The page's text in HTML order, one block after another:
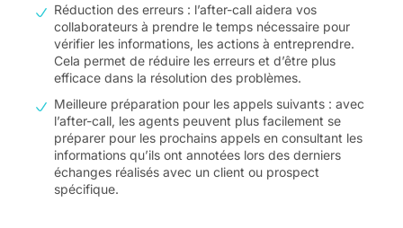
Réduction des erreurs : l’after-call aidera vos
collaborateurs à prendre le temps nécessaire pour
vérifier les informations, les actions à entreprendre.
Cela permet de réduire les erreurs et d’être plus
efficace dans la résolution des problèmes.
Meilleure préparation pour les appels suivants : avec
l’after-call, les agents peuvent plus facilement se
préparer pour les prochains appels en consultant les
informations qu’ils ont annotées lors des derniers
échanges réalisés avec un client ou prospect
spécifique.